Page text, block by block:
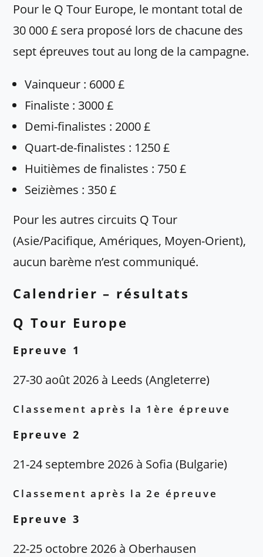
Pour le Q Tour Europe, le montant total de
30 000 £ sera proposé lors de chacune des
sept épreuves tout au long de la campagne.
Vainqueur : 6000 £
Finaliste : 3000 £
Demi-finalistes : 2000 £
Quart-de-finalistes : 1250 £
Huitièmes de finalistes : 750 £
Seizièmes : 350 £
Pour les autres circuits Q Tour
(Asie/Pacifique, Amériques, Moyen-Orient),
aucun barème n’est communiqué.
Calendrier – résultats
Q Tour Europe
Epreuve 1
27-30 août 2026 à Leeds (Angleterre)
Classement après la 1ère épreuve
Epreuve 2
21-24 septembre 2026 à Sofia (Bulgarie)
Classement après la 2e épreuve
Epreuve 3
22-25 octobre 2026 à Oberhausen